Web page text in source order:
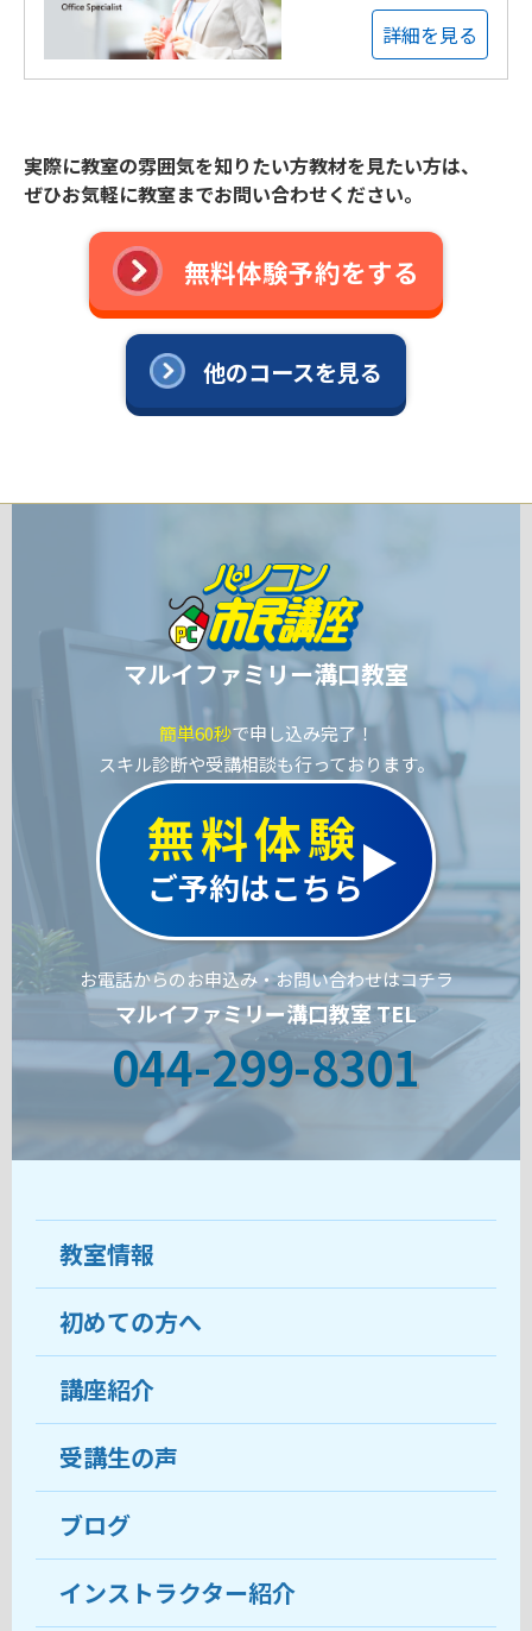
詳細を見る
実際に教室の雰囲気を知りたい方教材を見たい方は、
ぜひお気軽に教室までお問い合わせください。
無料体験予約をする
他のコースを見る
マルイファミリー溝口教室
簡単60秒で申し込み完了！
スキル診断や受講相談も行っております。
無料体験
ご予約はこちら
お電話からのお申込み・お問い合わせはコチラ
マルイファミリー溝口教室 TEL
044-299-8301
教室情報
教室について
受講生の声
おすすめ・人気の講座
目的から講座を探す
教室ブログ
初めての方へ
ココがおすすめ
料金
受講までの流れ
よくあるご質問
講座紹介
受講生の声
ブログ
インストラクター紹介